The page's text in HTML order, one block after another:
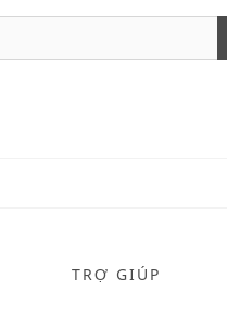
TRỢ GIÚP